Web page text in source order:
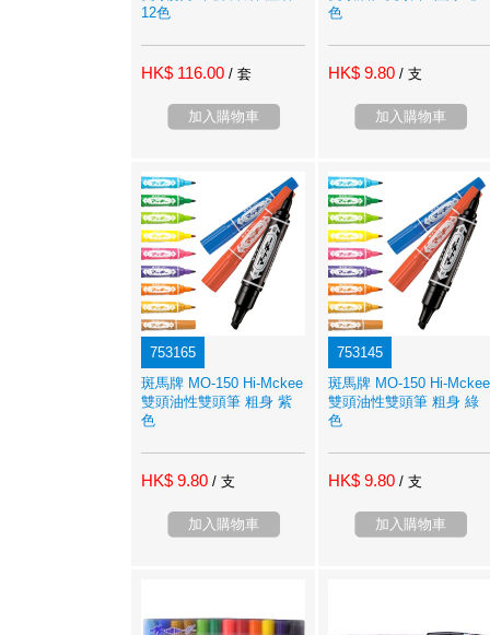
12色
HK$ 116.00 / 套
加入購物車
色
HK$ 9.80 / 支
加入購物車
753165
斑馬牌 MO-150 Hi-Mckee
雙頭油性雙頭筆 粗身 紫
色
HK$ 9.80 / 支
加入購物車
753145
斑馬牌 MO-150 Hi-Mckee
雙頭油性雙頭筆 粗身 綠
色
HK$ 9.80 / 支
加入購物車